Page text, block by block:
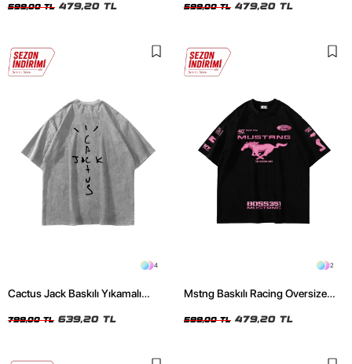
599,00 TL 479,20 TL
Tshirt
599,00 TL 479,20 TL
4
Cactus Jack Baskılı Yıkamalı
799,00 TL 639,20 TL
2
Mstng Baskılı Racing Oversize
599,00 TL 479,20 TL